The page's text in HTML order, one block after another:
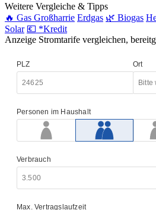
Weitere Vergleiche & Tipps
🔥 Gas Großharrie Erdgas 🌿 Biogas
Solar 💶 *Kredit
Anzeige Stromtarife vergleichen,